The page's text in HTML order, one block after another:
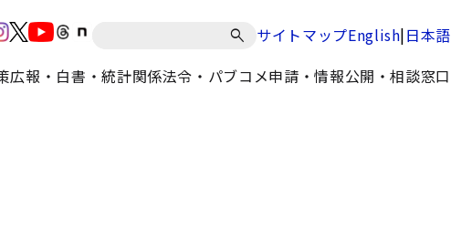
サイトマップEnglish|日本語
広報・白書・統計関係法令・パブコメ申請・情報公開・相談窓口